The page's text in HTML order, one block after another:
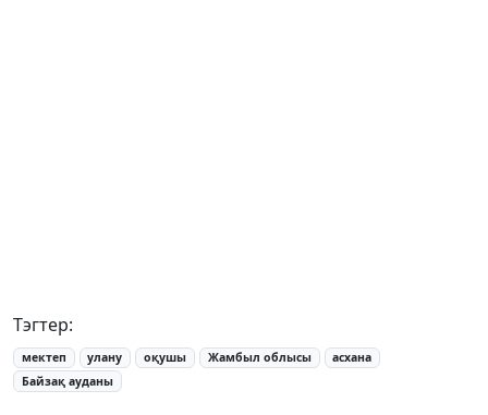
Тэгтер:
мектеп улану оқушы Жамбыл облысы
асхана
Байзақ ауданы